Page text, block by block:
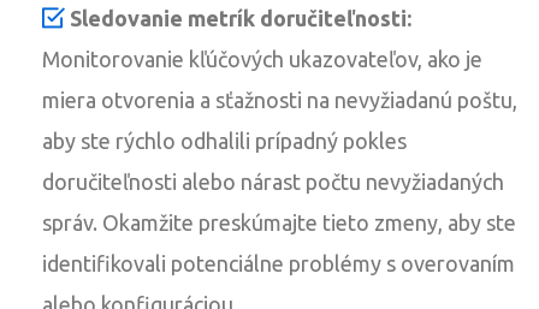
Sledovanie metrík doručiteľnosti:
Monitorovanie kľúčových ukazovateľov, ako je
miera otvorenia a sťažnosti na nevyžiadanú poštu,
aby ste rýchlo odhalili prípadný pokles
doručiteľnosti alebo nárast počtu nevyžiadaných
správ. Okamžite preskúmajte tieto zmeny, aby ste
identifikovali potenciálne problémy s overovaním
alebo konfiguráciou.